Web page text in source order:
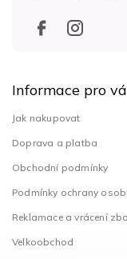
Informace pro
Jak nakupovat
Doprava a platba
Obchodní podmínky
Podmínky ochrany
Reklamace a vrácení
Velkoobchod